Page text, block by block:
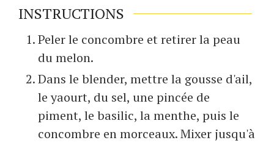
INSTRUCTIONS
Peler le concombre et retirer la peau
du melon.
Dans le blender, mettre la gousse d'ail,
le yaourt, du sel, une pincée de
piment, le basilic, la menthe, puis le
concombre en morceaux. Mixer jusqu'à